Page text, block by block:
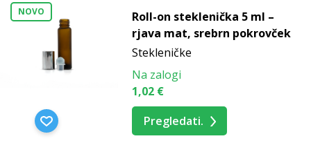
NOVO
Roll-on steklenička 5 ml –
rjava mat, srebrn pokrovček
Stekleničke
Na zalogi
1,02 €
Pregledati.